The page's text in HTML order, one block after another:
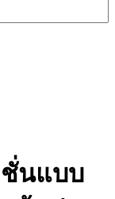
นแบบ